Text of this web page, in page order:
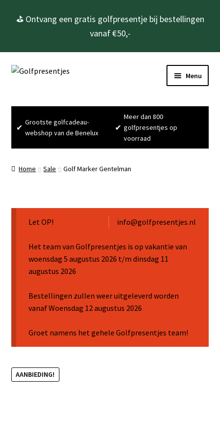
⛳ Ontvang een gratis golfpresentje bij bestellingen
vanaf €50,-
Ga
navigatie
Ga
inhoud
Menu
Golfcadeau’s
Golfbenodigdheden
✔
Grootste golfcadeau-
webshop van de Benelux
✔
Meer dan 800
golfpresentjes op
voorraad
Home Sale Golf Marker Gentelman
info@golfpresentjes.nl
Let OP!
Het team van Golfpresentjes is op vakantie van
woensdag 5 augustus 2026 t/m dinsdag 11
augustus 2026
Bestellingen zullen weer uitgeleverd worden
vanaf Woensdag 12 augustus 2026
Groet namens het gehele Golfpresentjes team!
AANBIEDING!